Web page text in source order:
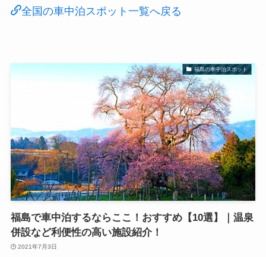
全国の車中泊スポット一覧へ戻る
福島の車中泊スポット
福島で車中泊するならここ！おすすめ【10選】｜温泉
併設など利便性の高い施設紹介！
2021年7月3日